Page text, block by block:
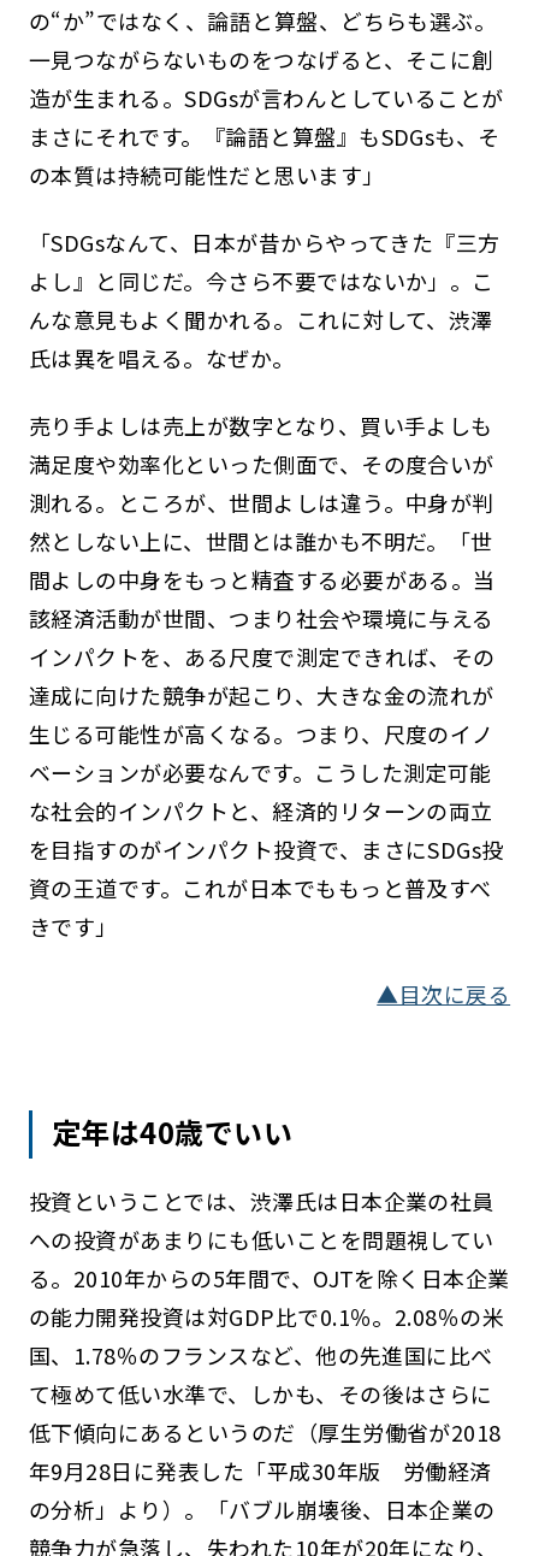
の“か”ではなく、論語と算盤、どちらも選ぶ。
一見つながらないものをつなげると、そこに創
造が生まれる。SDGsが言わんとしていることが
まさにそれです。『論語と算盤』もSDGsも、そ
の本質は持続可能性だと思います」
「SDGsなんて、日本が昔からやってきた『三方
よし』と同じだ。今さら不要ではないか」。こ
んな意見もよく聞かれる。これに対して、渋澤
氏は異を唱える。なぜか。
売り手よしは売上が数字となり、買い手よしも
満足度や効率化といった側面で、その度合いが
測れる。ところが、世間よしは違う。中身が判
然としない上に、世間とは誰かも不明だ。「世
間よしの中身をもっと精査する必要がある。当
該経済活動が世間、つまり社会や環境に与える
インパクトを、ある尺度で測定できれば、その
達成に向けた競争が起こり、大きな金の流れが
生じる可能性が高くなる。つまり、尺度のイノ
ベーションが必要なんです。こうした測定可能
な社会的インパクトと、経済的リターンの両立
を目指すのがインパクト投資で、まさにSDGs投
資の王道です。これが日本でももっと普及すべ
きです」
▲目次に戻る
定年は40歳でいい
投資ということでは、渋澤氏は日本企業の社員
への投資があまりにも低いことを問題視してい
る。2010年からの5年間で、OJTを除く日本企業
の能力開発投資は対GDP比で0.1％。2.08％の米
国、1.78％のフランスなど、他の先進国に比べ
て極めて低い水準で、しかも、その後はさらに
低下傾向にあるというのだ（厚生労働省が2018
年9月28日に発表した「平成30年版 労働経済
の分析」より）。「バブル崩壊後、日本企業の
競争力が急落し、失われた10年が20年になり、